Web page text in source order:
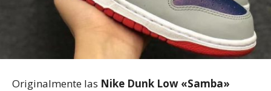
Originalmente las Nike Dunk Low «Samba»